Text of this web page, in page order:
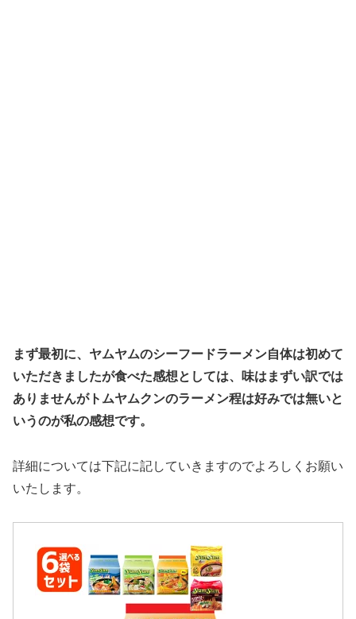
まず最初に、ヤムヤムのシーフードラーメン自体は初めて
いただきましたが食べた感想としては、味はまずい訳では
ありませんがトムヤムクンのラーメン程は好みでは無いと
いうのが私の感想です。
詳細については下記に記していきますのでよろしくお願い
いたします。